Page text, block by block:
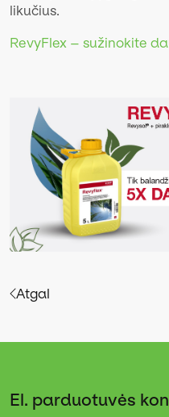
likučius.
Atgal
El. parduotuvės